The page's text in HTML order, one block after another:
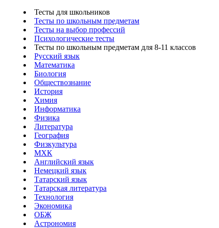
Тесты для школьников
Тесты по школьным предметам
Тесты на выбор профессий
Психологические тесты
Тесты по школьным предметам для 8-11 классов
Русский язык
Математика
Биология
Обществознание
История
Химия
Информатика
Физика
Литература
География
Физкультура
МХК
Английский язык
Немецкий язык
Татарский язык
Татарская литература
Технология
Экономика
ОБЖ
Астрономия